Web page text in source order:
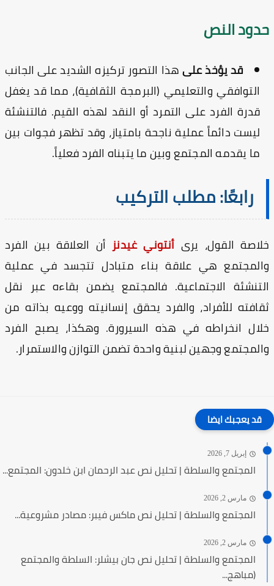
النص
قد يؤخذ علىهذا التصور تركيزه الشديد على الجانب
التوافقي والتعليمي (البرمجة الثقافية)، مما قد يغفل
قدرة الفرد على التمرد أو النقد لهذه القيم. فالتنشئة
ليست دائماً عملية ناجحة بامتياز، وقد تظهر فجوات بين
ما يقدمه المجتمع وبين ما يتبناه الفرد فعلياً.
رابعًا: مطلب التركيب
القول، يرىأنتوني غيدنزأن العلاقة بين الفرد
هي علاقة بناء متبادل تتجسد في عملية
الاجتماعية. فالمجتمع يضمن بقاءه عبر نقل
للأفراد، والفرد يحقق إنسانيته ووعيه بذاته من
انخراطه في هذه السيرورة. وهكذا، يصبح الفرد
وجهين لبنية واحدة تضمن التوازن والاستمرار.
قد يعجبك ايضا
إبريل 7, 2026
المجتمع والسلطة | تحليل نص عبد الرحمان ابن خلدون: المجتمع...
مارس 2, 2026
المجتمع والسلطة | تحليل نص ماكس فيبر: مصادر مشروعية...
مارس 2, 2026
المجتمع والسلطة | تحليل نص جان بيشلر: السلطة والمجتمع
(مباهج...